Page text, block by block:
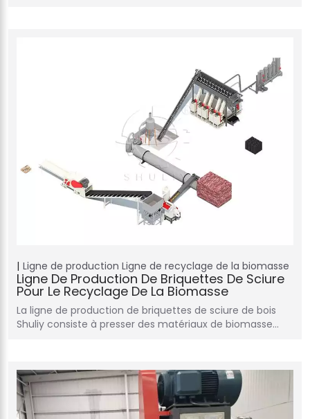
Ligne de production Ligne de recyclage de la biomasse
Ligne De Production De Briquettes De Sciure
Pour Le Recyclage De La Biomasse
La ligne de production de briquettes de sciure de bois
Shuliy consiste à presser des matériaux de biomasse…